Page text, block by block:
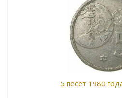
5 песет 1980